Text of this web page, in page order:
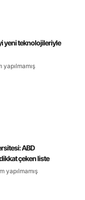
yeni teknolojileriyle
yapılmamış
ABD
çeken liste
yapılmamış